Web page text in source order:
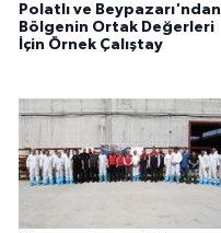
Polatlı ve Beypazarı'ndan
Bölgenin Ortak Değerleri
İçin Örnek Çalıştay